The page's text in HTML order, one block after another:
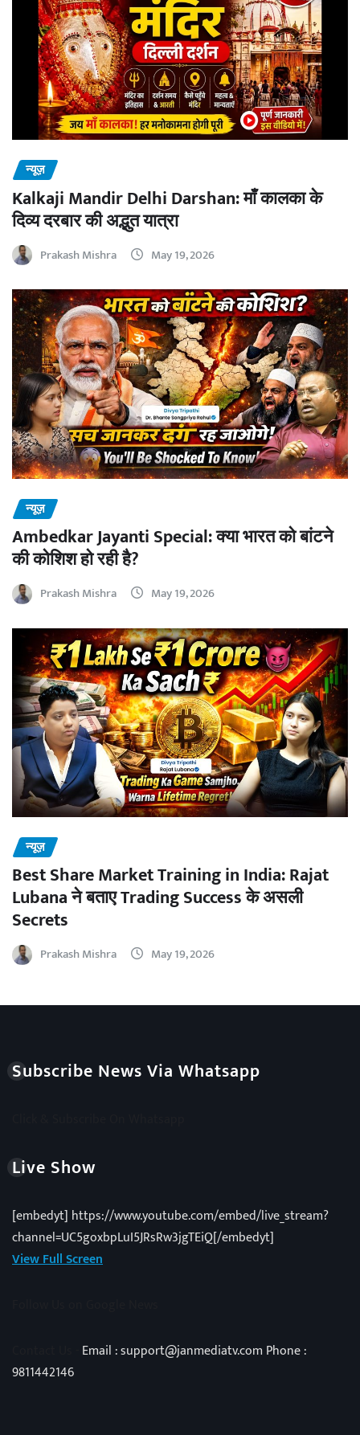
न्यूज़
Kalkaji Mandir Delhi Darshan: माँ कालका के
दिव्य दरबार की अद्भुत यात्रा
Prakash Mishra May 19, 2026
न्यूज़
Ambedkar Jayanti Special: क्या भारत को बांटने
की कोशिश हो रही है?
Prakash Mishra May 19, 2026
न्यूज़
Best Share Market Training in India: Rajat
Lubana ने बताए Trading Success के असली
Secrets
Prakash Mishra May 19, 2026
Subscribe News Via Whatsapp
Live Show
[embedyt] https://www.youtube.com/embed/live_stream?
channel=UC5goxbpLuI5JRsRw3jgTEiQ[/embedyt]
View Full Screen
Email : support@janmediatv.com Phone :
9811442146